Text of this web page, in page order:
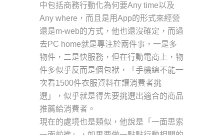
中包括商務行動化為何要Any time以及
Any where，而且是用App的形式來經營
還是m-web的方式，他也還沒確定，而過
去PC home就是專注於兩件事，一是多
物件，二是快服務，但在行動電商上，物
件多似乎反而是個包袱，「手機總不能一
次看1500件衣服資料在讓消費者挑
選」，似乎就是得先要挑選出適合的商品
推薦給消費者。
現在的處境也是類似，他說是「一面思索